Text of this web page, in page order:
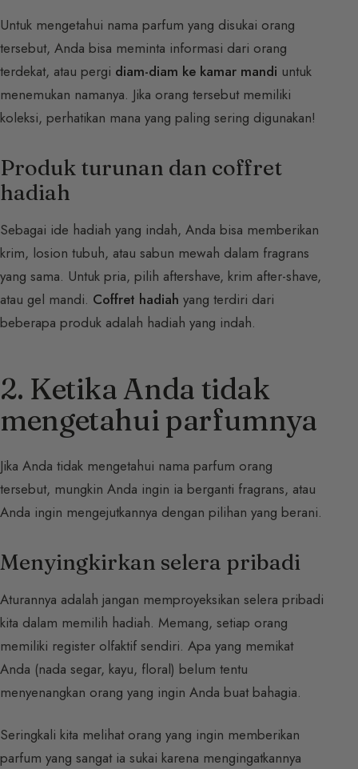
Untuk mengetahui nama parfum yang disukai orang
tersebut, Anda bisa meminta informasi dari orang
terdekat, atau pergi diam-diam ke kamar mandi untuk
menemukan namanya. Jika orang tersebut memiliki
koleksi, perhatikan mana yang paling sering digunakan!
Produk turunan dan coffret
hadiah
Sebagai ide hadiah yang indah, Anda bisa memberikan
krim, losion tubuh, atau sabun mewah dalam fragrans
yang sama. Untuk pria, pilih aftershave, krim after-shave,
atau gel mandi. Coffret hadiah yang terdiri dari
beberapa produk adalah hadiah yang indah.
2. Ketika Anda tidak
mengetahui parfumnya
Jika Anda tidak mengetahui nama parfum orang
tersebut, mungkin Anda ingin ia berganti fragrans, atau
Anda ingin mengejutkannya dengan pilihan yang berani.
Menyingkirkan selera pribadi
Aturannya adalah jangan memproyeksikan selera pribadi
kita dalam memilih hadiah. Memang, setiap orang
memiliki register olfaktif sendiri. Apa yang memikat
Anda (nada segar, kayu, floral) belum tentu
menyenangkan orang yang ingin Anda buat bahagia.
Seringkali kita melihat orang yang ingin memberikan
parfum yang sangat ia sukai karena mengingatkannya